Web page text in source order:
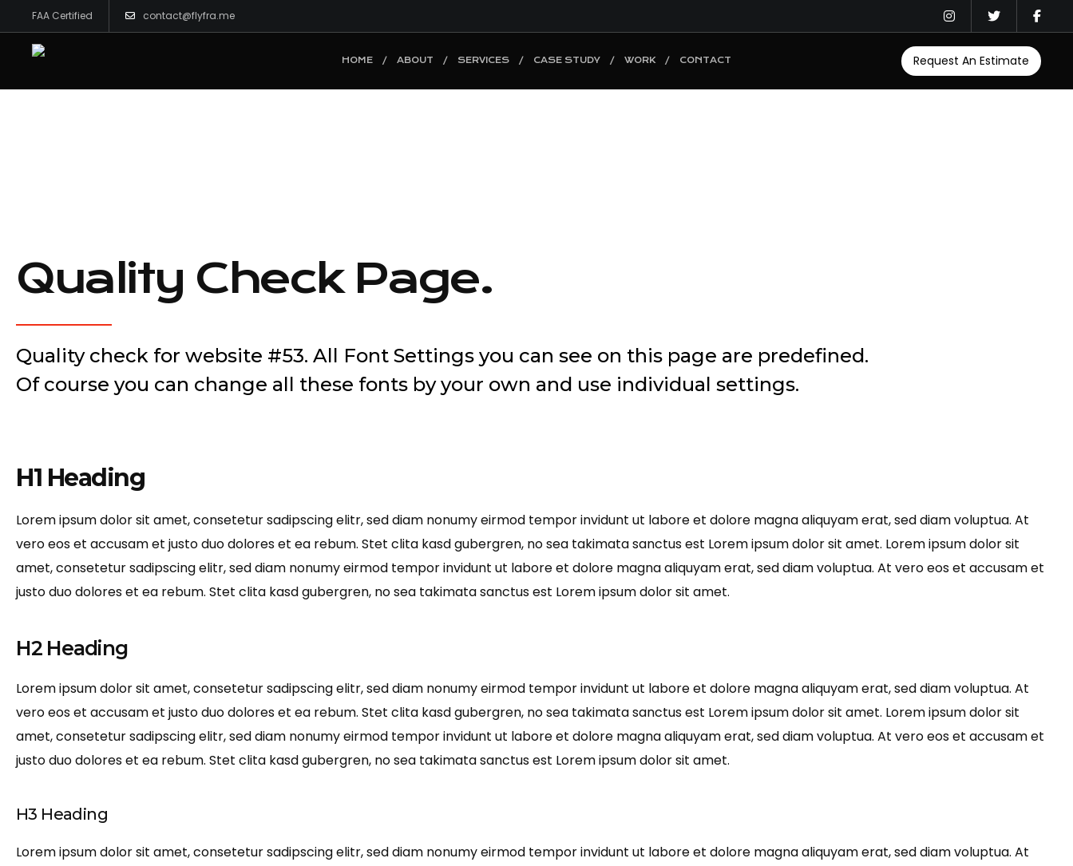
FAA Certified contact@flyfra.me
HOME ABOUT SERVICES CASE STUDY WORK CONTACT Request An Estimate
Quality Check Page.
Quality check for website #53. All Font Settings you can see on this page are predefined.
Of course you can change all these fonts by your own and use individual settings.
H1 Heading
Lorem ipsum dolor sit amet, consetetur sadipscing elitr, sed diam nonumy eirmod tempor invidunt ut labore et dolore magna aliquyam erat, sed diam voluptua. At
vero eos et accusam et justo duo dolores et ea rebum. Stet clita kasd gubergren, no sea takimata sanctus est Lorem ipsum dolor sit amet. Lorem ipsum dolor sit
amet, consetetur sadipscing elitr, sed diam nonumy eirmod tempor invidunt ut labore et dolore magna aliquyam erat, sed diam voluptua. At vero eos et accusam et
justo duo dolores et ea rebum. Stet clita kasd gubergren, no sea takimata sanctus est Lorem ipsum dolor sit amet.
H2 Heading
Lorem ipsum dolor sit amet, consetetur sadipscing elitr, sed diam nonumy eirmod tempor invidunt ut labore et dolore magna aliquyam erat, sed diam voluptua. At
vero eos et accusam et justo duo dolores et ea rebum. Stet clita kasd gubergren, no sea takimata sanctus est Lorem ipsum dolor sit amet. Lorem ipsum dolor sit
amet, consetetur sadipscing elitr, sed diam nonumy eirmod tempor invidunt ut labore et dolore magna aliquyam erat, sed diam voluptua. At vero eos et accusam et
justo duo dolores et ea rebum. Stet clita kasd gubergren, no sea takimata sanctus est Lorem ipsum dolor sit amet.
H3 Heading
Lorem ipsum dolor sit amet, consetetur sadipscing elitr, sed diam nonumy eirmod tempor invidunt ut labore et dolore magna aliquyam erat, sed diam voluptua. At